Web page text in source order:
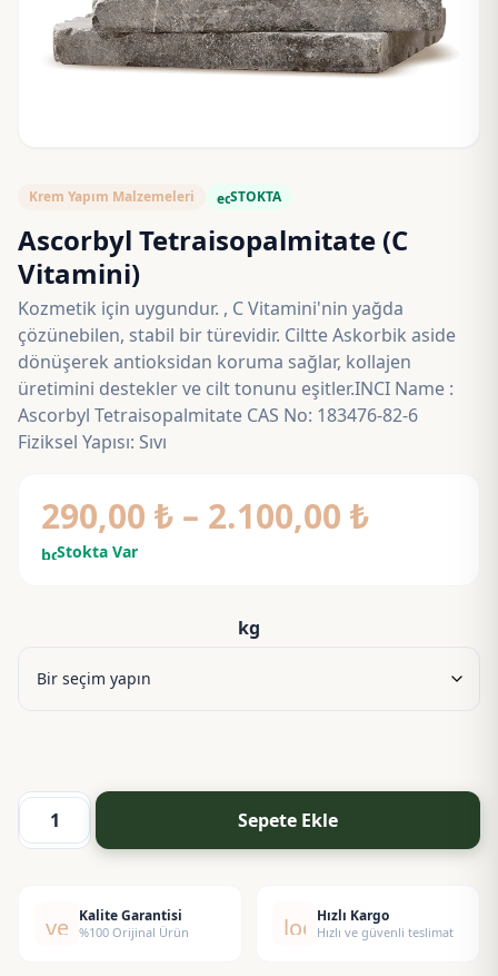
Krem Yapım Malzemeleri ecoSTOKTA
Ascorbyl Tetraisopalmitate (C
Vitamini)
Kozmetik için uygundur. , C Vitamini'nin yağda
çözünebilen, stabil bir türevidir. Ciltte Askorbik aside
dönüşerek antioksidan koruma sağlar, kollajen
üretimini destekler ve cilt tonunu eşitler.INCI Name :
Ascorbyl Tetraisopalmitate CAS No: 183476-82-6
Fiziksel Yapısı: Sıvı
290,00 ₺ – 2.100,00 ₺Fiyat
-
boltStokta Var
kg
Ascorbyl
Tetraisopalmitate
Vitamini)
adet
Sepete Ekle
verified
Kalite Garantisi
%100 Orijinal Ürün local_shipping
Hızlı Kargo
Hızlı ve güvenli teslimat